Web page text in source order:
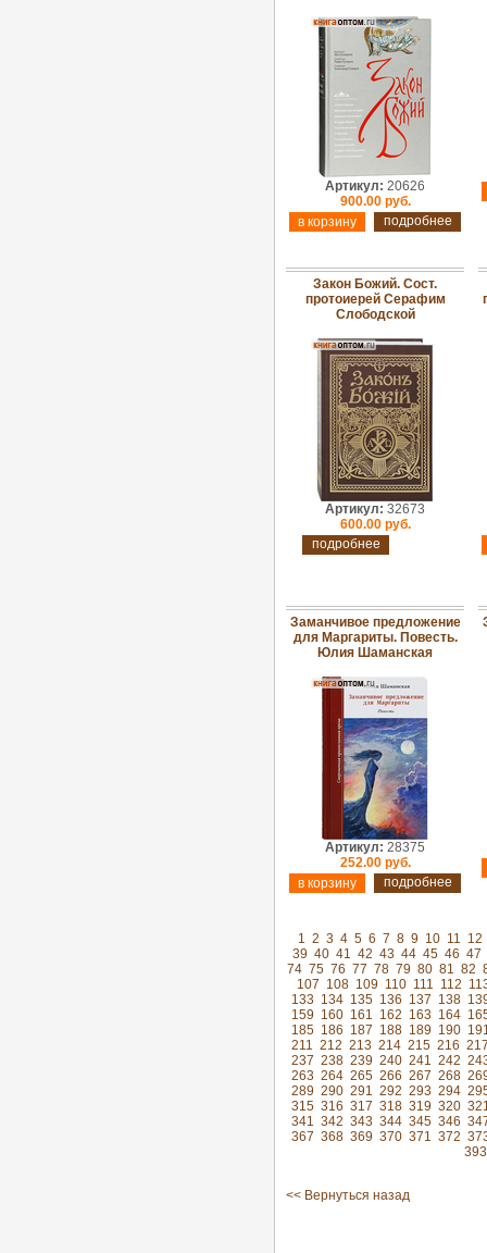
Артикул: 20626
900.00 руб.
подробнее
Закон Божий. Сост.
протоиерей Серафим
Слободской
Артикул: 32673
600.00 руб.
подробнее
Заманчивое предложение
для Маргариты. Повесть.
Юлия Шаманская
Артикул: 28375
252.00 руб.
подробнее
1 2 3 4 5 6 7 8 9 10 11 12
39 40 41 42 43 44 45 46 47
74 75 76 77 78 79 80 81 82
107 108 109 110 111 112
133 134 135 136 137 138
159 160 161 162 163 164
185 186 187 188 189 190
211 212 213 214 215 216
237 238 239 240 241 242
263 264 265 266 267 268
289 290 291 292 293 294
315 316 317 318 319 320
341 342 343 344 345 346
367 368 369 370 371 372
393
<< Вернуться назад